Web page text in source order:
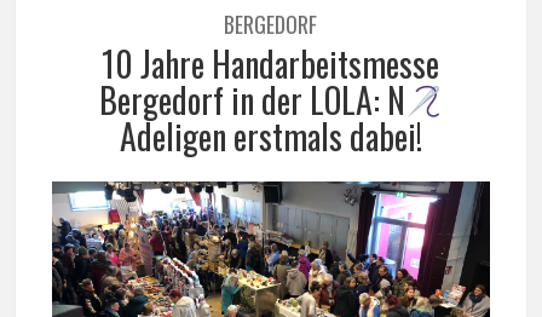
BERGEDORF
10 Jahre Handarbeitsmesse
Bergedorf in der LOLA: N
Adeligen erstmals dabei!